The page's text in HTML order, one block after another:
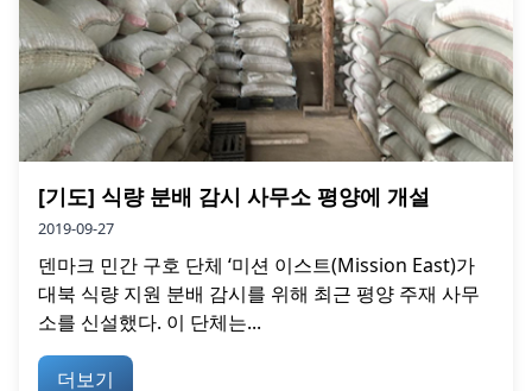
[기도] 식량 분배 감시 사무소 평양에 개설
2019-09-27
덴마크 민간 구호 단체 ‘미션 이스트(Mission East)가
대북 식량 지원 분배 감시를 위해 최근 평양 주재 사무
소를 신설했다. 이 단체는...
더보기